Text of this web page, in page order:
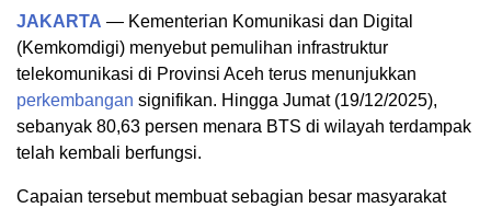
JAKARTA — Kementerian Komunikasi dan Digital
(Kemkomdigi) menyebut pemulihan infrastruktur
telekomunikasi di Provinsi Aceh terus menunjukkan
perkembangan signifikan. Hingga Jumat (19/12/2025),
sebanyak 80,63 persen menara BTS di wilayah terdampak
telah kembali berfungsi.
Capaian tersebut membuat sebagian besar masyarakat